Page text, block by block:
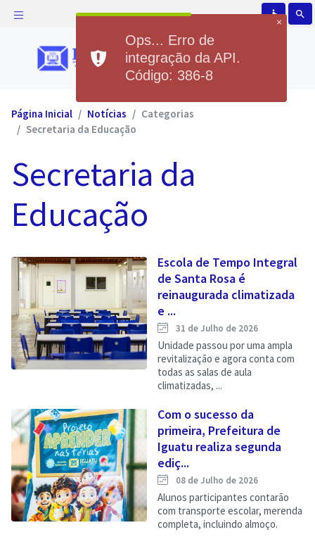
accessible search
Página Inicial Notícias
Categorias
Secretaria da Educação
Secretaria da
Educação
Escola de Tempo Integral
de Santa Rosa é
reinaugurada climatizada
e ...
31 de Julho de 2026
Unidade passou por uma ampla
revitalização e agora conta com
todas as salas de aula
climatizadas, ...
Com o sucesso da
primeira, Prefeitura de
Iguatu realiza segunda
ediç...
08 de Julho de 2026
Alunos participantes contarão
com transporte escolar, merenda
completa, incluindo almoço.
×
Ops... Erro de
integração da API.
Código: 386-8